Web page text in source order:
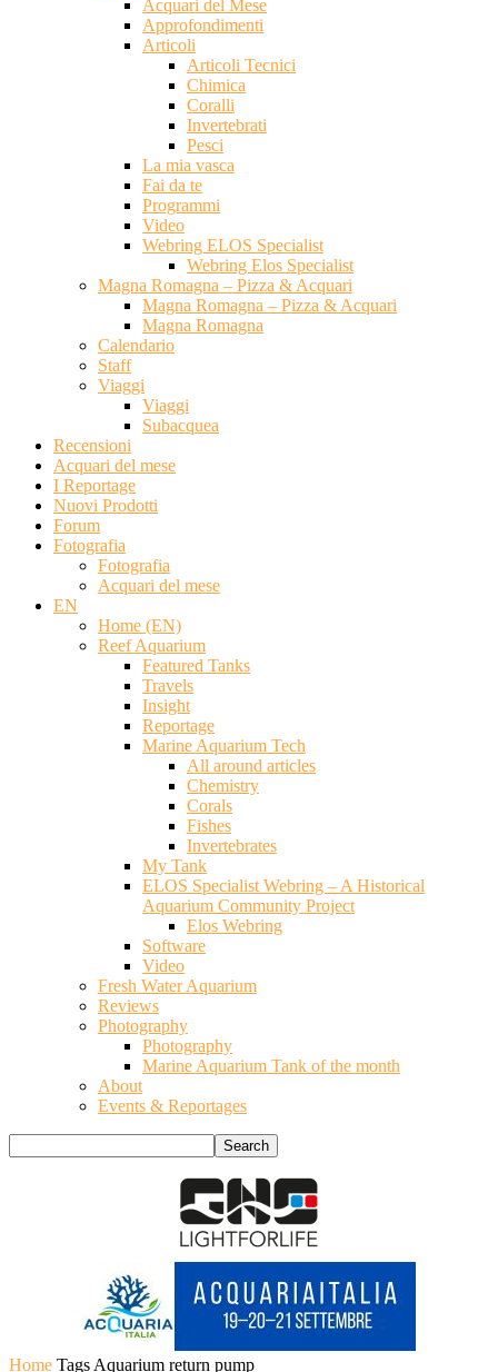
Acquari del Mese
Approfondimenti
Articoli
Articoli Tecnici
Chimica
Coralli
Invertebrati
Pesci
La mia vasca
Fai da te
Programmi
Video
Webring ELOS Specialist
Webring Elos Specialist
Magna Romagna – Pizza & Acquari
Magna Romagna – Pizza & Acquari
Magna Romagna
Calendario
Staff
Viaggi
Viaggi
Subacquea
Recensioni
Acquari del mese
I Reportage
Nuovi Prodotti
Forum
Fotografia
Fotografia
Acquari del mese
EN
Home (EN)
Reef Aquarium
Featured Tanks
Travels
Insight
Reportage
Marine Aquarium Tech
All around articles
Chemistry
Corals
Fishes
Invertebrates
My Tank
ELOS Specialist Webring – A Historical
Aquarium Community Project
Elos Webring
Software
Video
Fresh Water Aquarium
Reviews
Photography
Photography
Marine Aquarium Tank of the month
About
Events & Reportages
Home Tags Aquarium return pump